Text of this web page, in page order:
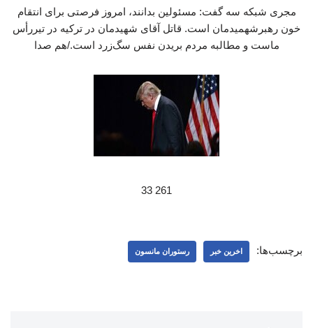
مجری شبکه سه گفت: مسئولین بدانند، امروز فرصتی برای انتقام
خون رهبرشهمیدمان است. قاتل آقای شهیدمان در ترکیه در تیررأس
ماست و مطالبه مردم بریدن نفس سگ‌زرد است./هم صدا
261 33
برچسب‌ها: اخرین خبر رستوران مانسون